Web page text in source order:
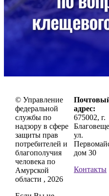
© Управление
федеральной
службы по
надзору в сфере
защиты прав
потребителей и
благополучия
человека по
Амурской
области , 2026
адрес:
675002, г.
ул.
дом 30
Контакты